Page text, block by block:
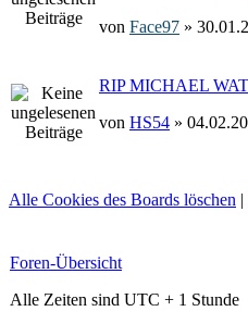
von Face97 »
RIP MICHAEL
von HS54 »
Alle Cookies des Boards löschen |
Foren-Übersicht
Alle Zeiten sind UTC + 1 Stunde